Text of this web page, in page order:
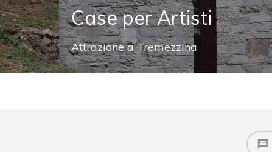
Case per Artisti
AttrazioneaTremezzina